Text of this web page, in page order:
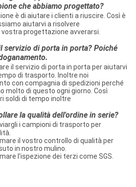
che abbiamo progettato?
è di aiutare i clienti a riuscire. Così è
aiutarvi a risolvere
vostra progettazione avverarsi.
servizio di porta in porta? Poiché
il servizio di porta in porta per aiutarvi
di trasporto. Inoltre noi
con compagnia di spedizioni perché
molto di questo ogni giorno. Così
soldi di tempo inoltre
la qualità dell'ordine in serie?
i campioni di trasporto per
il vostro controllo di qualità per
in nostro mulino.
l'ispezione dei terzi come SGS.